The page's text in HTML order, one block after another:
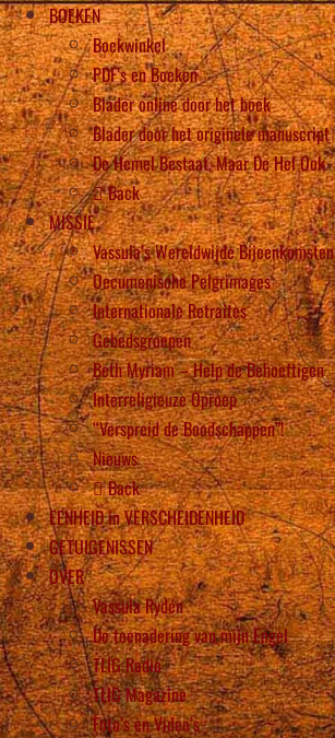
BOEKEN
Boekwinkel
PDF’s en Boeken
Blader online door het boek
Blader door het originele manuscript
De Hemel Bestaat, Maar De Hel Ook
Back
MISSIE
Vassula’s Wereldwijde Bijeenkomsten
Oecumenische Pelgrimages
Internationale Retraites
Gebedsgroepen
Beth Myriam – Help de Behoeftigen
Interreligieuze Oproep
“Verspreid de Boodschappen”!
Nieuws
Back
EENHEID in VERSCHEIDENHEID
GETUIGENISSEN
OVER
Vassula Rydén
De toenadering van mijn Engel
TLIG Radio
TLIG Magazine
Foto’s en Video’s